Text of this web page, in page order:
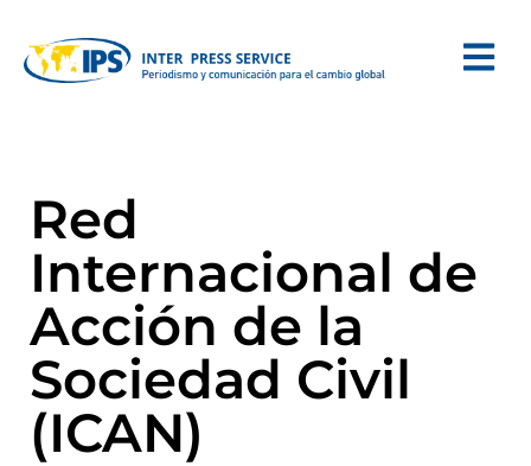
Red
Internacional de
Acción de la
Sociedad Civil
(ICAN)